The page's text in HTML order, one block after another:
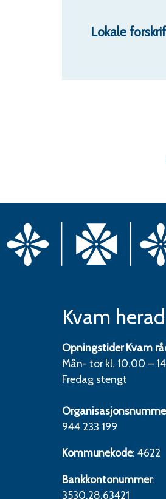
Lokale
Kvam herad
Opningstider Kvam
Mån- tor kl. 10.00 –
Fredag stengt
944 233 199
Kommunekode: 4622
Bankkontonummer:
3530.28.63421